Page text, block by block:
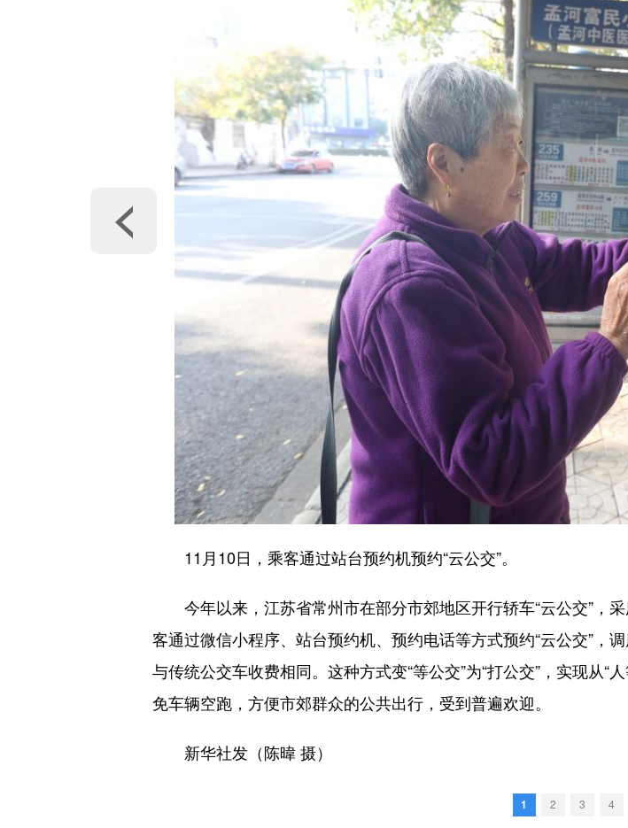
11月10日，乘客通过站台预约机预约“云公交”。
今年以来，江苏省常州市在部分市郊地区开行轿车“云公交”，
客通过微信小程序、站台预约机、预约电话等方式预约“云公交”，
与传统公交车收费相同。这种方式变“等公交”为“打公交”，实现从“
免车辆空跑，方便市郊群众的公共出行，受到普遍欢迎。
新华社发（陈暐 摄）
1 2 3 4